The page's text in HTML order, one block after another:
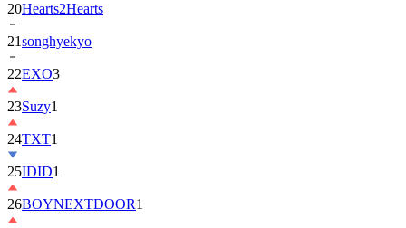
20Hearts2Hearts
21songhyekyo
22EXO3
23Suzy1
24TXT1
25IDID1
26BOYNEXTDOOR1